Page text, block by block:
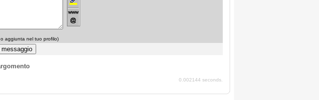
aggiunta nel tuo profilo)
0.002144 seconds.